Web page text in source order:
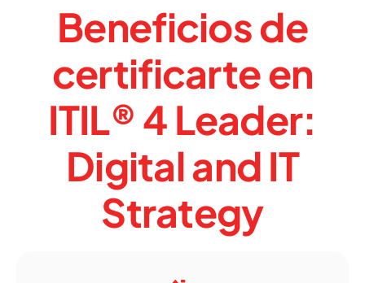
Beneficios de
certificarte en
ITIL® 4 Leader:
Digital and IT
Strategy